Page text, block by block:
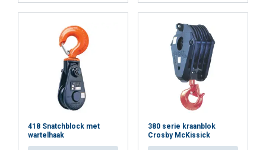
418 Snatchblock met
wartelhaak
380 serie kraanblok
Crosby McKissick